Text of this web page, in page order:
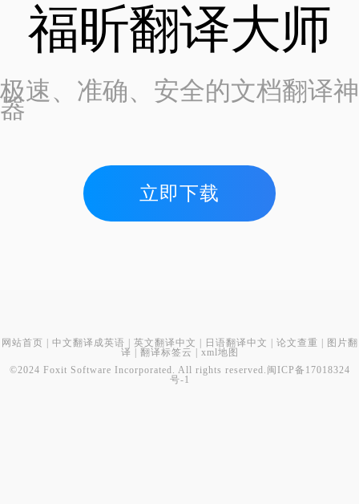
福昕翻译大师
极速、准确、安全的文档翻译神
器
立即下载
网站首页 中文翻译成英语 英文翻译中文 日语翻译中文 论文查重
图片翻
译
翻译标签云
xml地图
©2024 Foxit Software Incorporated. All rights reserved. 闽ICP备17018324
号-1